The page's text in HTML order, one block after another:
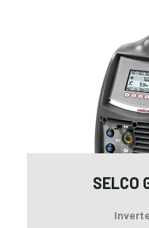
SELCO